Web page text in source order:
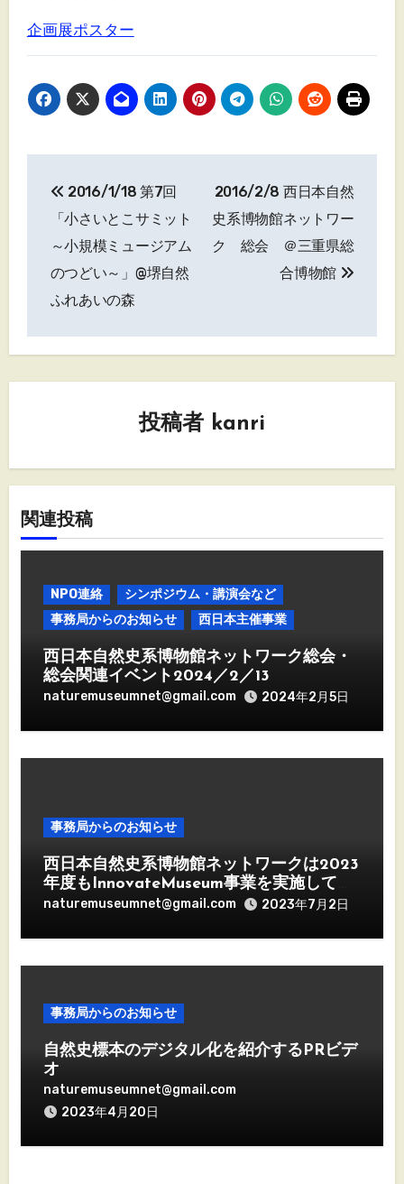
企画展ポスター
ナ
ビ
ー
ン
2016/1/18 第7回
「小さいとこサミット
～小規模ミュージアム
のつどい～」@堺自然
ふれあいの森
2016/2/8 西日本自然
史系博物館ネットワー
ク 総会 ＠三重県総
合博物館
投稿者 kanri
関連投稿
NPO連絡
シンポジウム・講演会など
事務局からのお知らせ
西日本主催事業
西日本自然史系博物館ネットワーク総会・
総会関連イベント2024／2／13
naturemuseumnet@gmail.com 2024年2月5日
事務局からのお知らせ
西日本自然史系博物館ネットワークは2023
年度もInnovateMuseum事業を実施してい
きます
naturemuseumnet@gmail.com 2023年7月2日
事務局からのお知らせ
自然史標本のデジタル化を紹介するPRビデ
オ
naturemuseumnet@gmail.com
2023年4月20日